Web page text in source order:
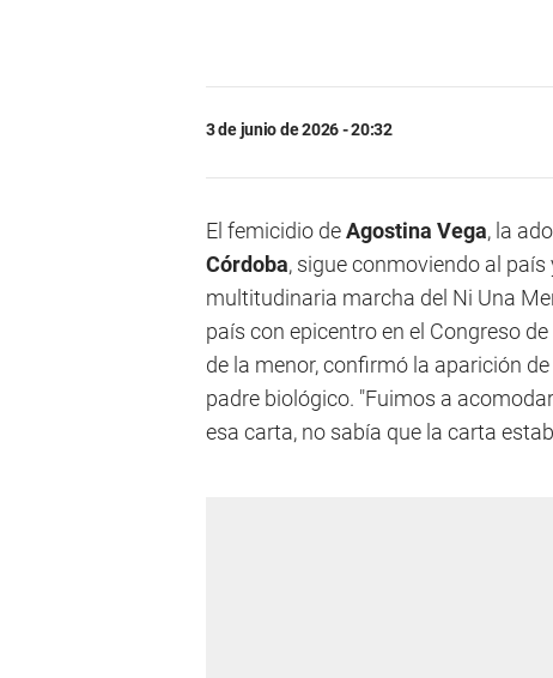
3 de junio de 2026 - 20:32
El femicidio deAgostina Vega, la
Córdoba, sigue conmoviendo al
multitudinaria marcha del Ni Una
país con epicentro en el Congreso
de la menor, confirmó la aparición
padre biológico. "Fuimos a
esa carta, no sabía que la carta